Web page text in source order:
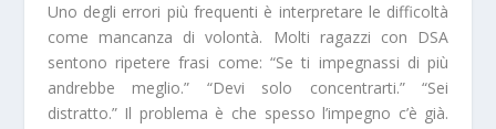
Uno degli errori più frequenti è interpretare le difficoltà
come mancanza di volontà. Molti ragazzi con DSA
sentono ripetere frasi come: “Se ti impegnassi di più
andrebbe meglio.” “Devi solo concentrarti.” “Sei
distratto.” Il problema è che spesso l’impegno c’è già.